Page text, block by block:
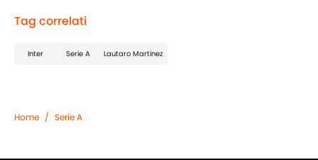
Tag correlati
Inter Serie A Lautaro Martinez
Home / Serie A